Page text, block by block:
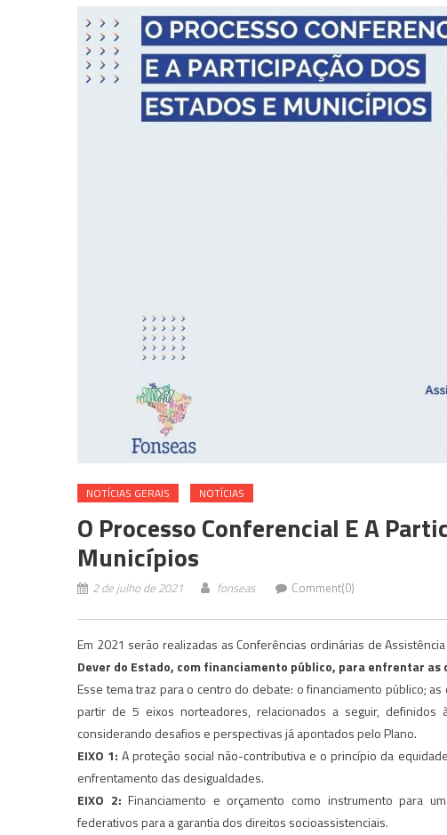
NOTÍ­CIAS GERAIS NOTÍCIAS
O Processo Conferencial E A
Municípios
2 de julho de 2021 fonseas Comment(0)
Em 2021 serão realizadas as Conferências ordinárias de
Dever do Estado, com financiamento público, para enfrentar
Esse tema traz para o centro do debate: o financiamento público;
partir de 5 eixos norteadores, relacionados a seguir, definidos
considerando desafios e perspectivas já apontados pelo Plano.
EIXO 1:A proteção social não-contributiva e o princípio da
enfrentamento das desigualdades.
EIXO 2: Financiamento e orçamento como instrumento para
federativos para a garantia dos direitos socioassistenciais.